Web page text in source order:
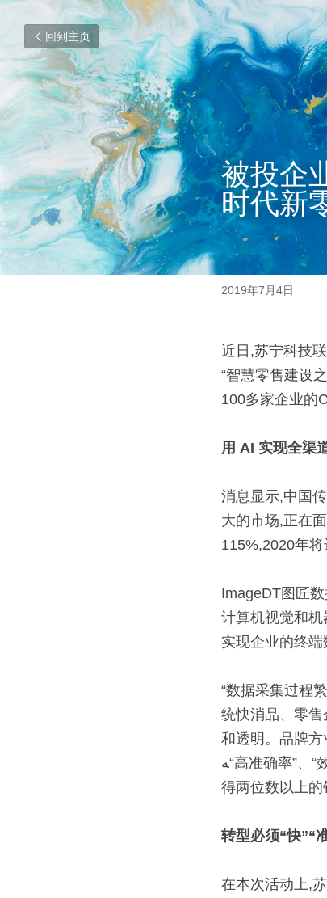
回到主页
被投企
时代新
2019年7月4日
近日,苏宁科技
“智慧零售建设
100多家企业的
用 AI 实现全渠
消息显示,中国
大的市场,正在
115%,2020年将
ImageDT图匠
计算机视觉和
实现企业的终端
“数据采集过程
统快消品、零售
和透明。品牌
ﻪ“高准确率”、“效率提升”等正面效果。该技术在某合作品牌方处实现了完美门店比例提升,2018年获
得两位数以上的
转型必须“快”“
在本次活动上,